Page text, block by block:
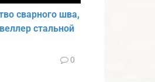
сварного шва,
стальной
0